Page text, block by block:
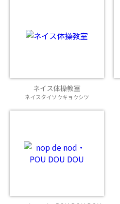
ネイス体操教室
ネイスタイソウキョウシツ